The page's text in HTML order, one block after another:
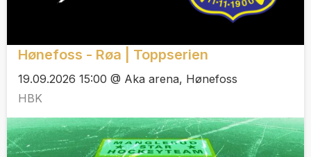
Hønefoss - Røa | Toppserien
19.09.2026 15:00 @ Aka arena, Hønefoss
HBK